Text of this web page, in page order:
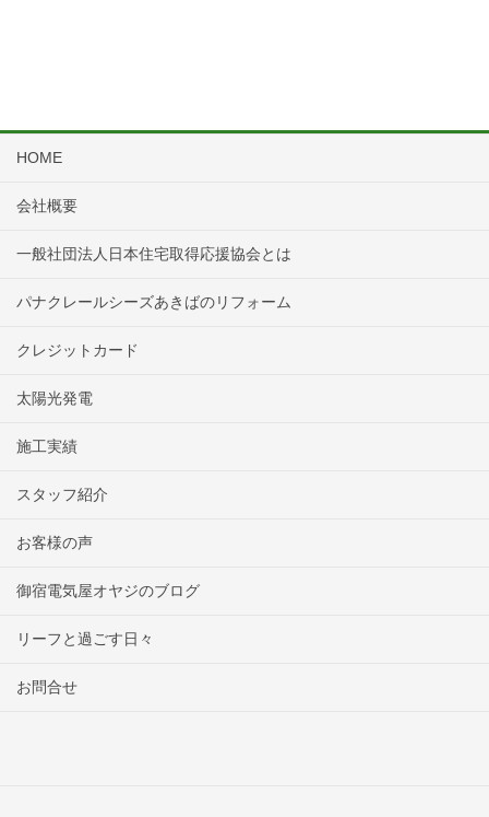
HOME
会社概要
一般社団法人日本住宅取得応援協会とは
パナクレールシーズあきばのリフォーム
クレジットカード
太陽光発電
施工実績
スタッフ紹介
お客様の声
御宿電気屋オヤジのブログ
リーフと過ごす日々
お問合せ